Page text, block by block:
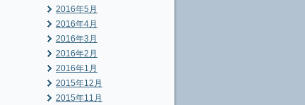
2016年5月
2016年4月
2016年3月
2016年2月
2016年1月
2015年12月
2015年11月